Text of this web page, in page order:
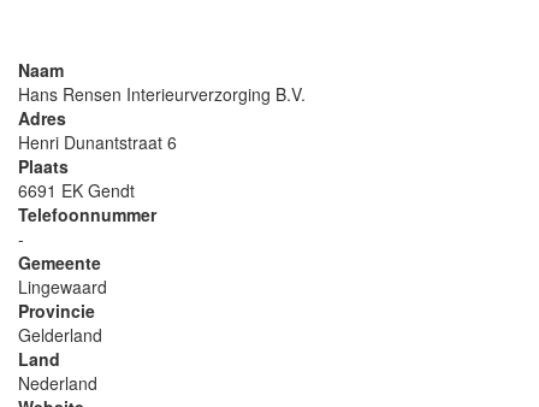
Naam
Hans Rensen Interieurverzorging B.V.
Adres
Henri Dunantstraat 6
Plaats
6691 EK Gendt
Telefoonnummer
-
Gemeente
Lingewaard
Provincie
Gelderland
Land
Nederland